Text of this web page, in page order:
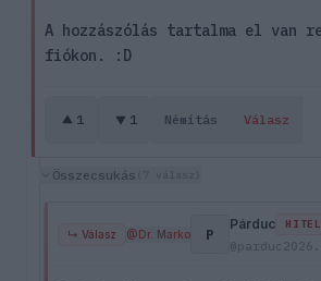
A hozzászólás tartalma el van
fiókon. :D
1 1 Némítás Válasz
Összecsukás
↳ Válasz @Dr. Marko P
Párduc
@parduc